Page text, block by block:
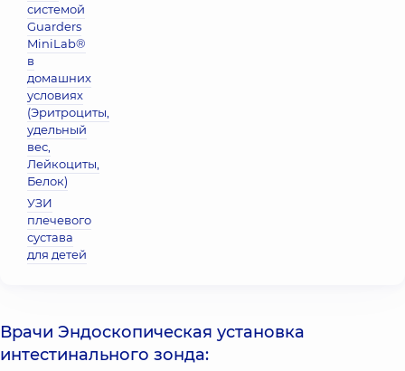
системой
Guarders
MiniLab®
в
домашних
условиях
(Эритроциты,
удельный
вес,
Лейкоциты,
Белок)
УЗИ
плечевого
сустава
для детей
Врачи Эндоскопическая установка
интестинального зонда: